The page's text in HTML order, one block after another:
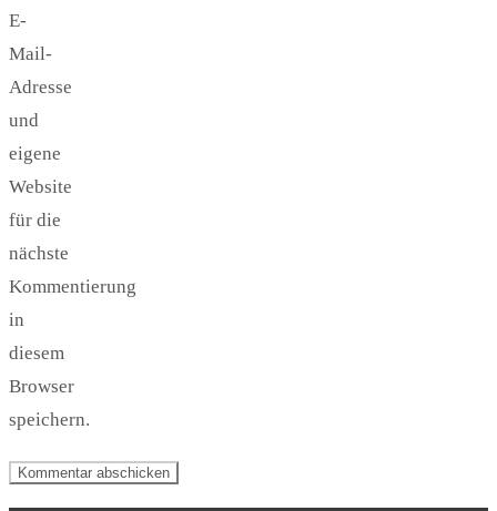
E-
Mail-
Adresse
und
eigene
Website
für die
nächste
Kommentierung
in
diesem
Browser
speichern.